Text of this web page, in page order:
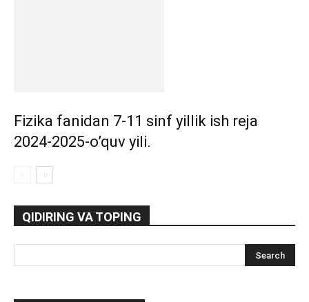
Fizika fanidan 7-11 sinf yillik ish reja
2024-2025-o’quv yili.
QIDIRING VA TOPING